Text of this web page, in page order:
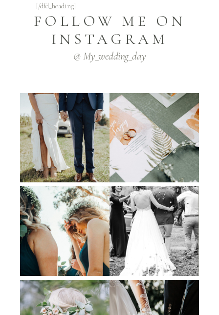
[/dfd_heading]
FOLLOW ME ON
INSTAGRAM
@ My_wedding_day